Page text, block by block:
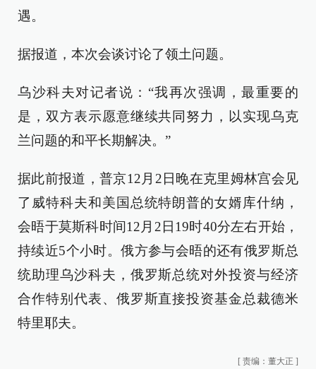
遇。
据报道，本次会谈讨论了领土问题。
乌沙科夫对记者说：“我再次强调，最重要的
是，双方表示愿意继续共同努力，以实现乌克
兰问题的和平长期解决。”
据此前报道，普京12月2日晚在克里姆林宫会见
了威特科夫和美国总统特朗普的女婿库什纳，
会晤于莫斯科时间12月2日19时40分左右开始，
持续近5个小时。俄方参与会晤的还有俄罗斯总
统助理乌沙科夫，俄罗斯总统对外投资与经济
合作特别代表、俄罗斯直接投资基金总裁德米
特里耶夫。
[ 责编：董大正 ]